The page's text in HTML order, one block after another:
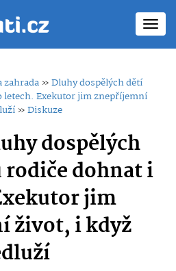
zahrada»Dluhy dospělých dětí
letech. Exekutor jim znepříjemní
»Diskuze
dospělých
dohnat i
jim
život, i když